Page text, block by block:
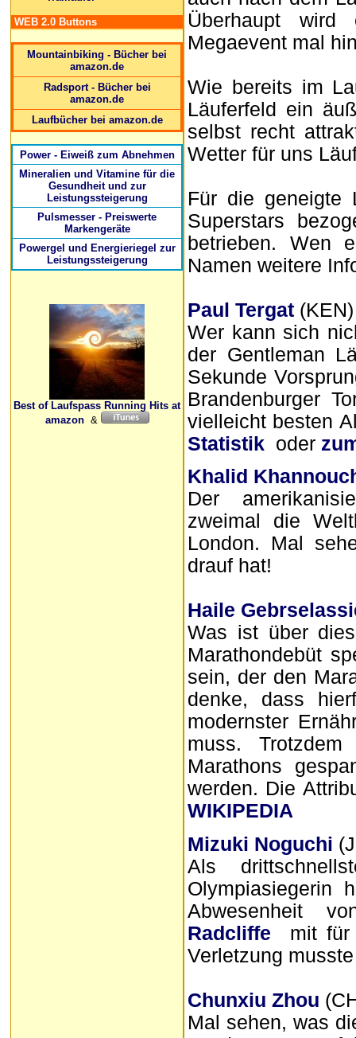
WEB 2.0 Buttons
Mountainbiking - Bücher bei
amazon.de
Radsport - Bücher bei
amazon.de
Laufbücher bei amazon.de
Power - Eiweiß zum Abnehmen
Mineralien und Vitamine für die
Gesundheit und zur
Leistungssteigerung
Pulsmesser - Preiswerte
Markengeräte
Powergel und Energieriegel zur
Leistungssteigerung
Best of Laufspass Running Hits at
amazon&
Überhaupt
Megaevent mal
Wie bereits im
Läuferfeld ein
selbst recht
Wetter für uns
Für die geneigte
Superstars
betrieben. Wen
Namen weitere
Paul Tergat
Wer kann sich
der Gentleman
Sekunde
Brandenburger
vielleicht besten
Statistik oder
Khalid
Der
zweimal die
London. Mal
drauf hat!
Haile
Was ist über
Marathondebüt
sein, der den
denke, dass
modernster
muss.
Marathons
werden. Die
WIKIPEDIA
Mizuki Noguchi
Als
Olympiasiegerin
Abwesenheit
Radcliffe mit für
Verletzung
Chunxiu Zhou
Mal sehen, was